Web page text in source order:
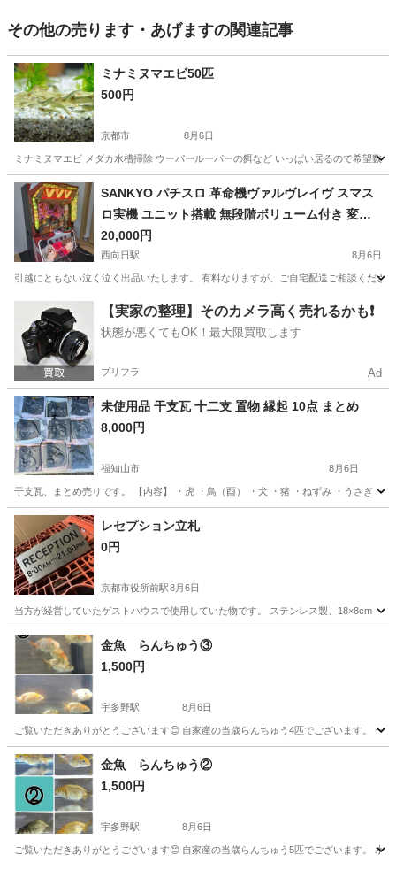
その他の売ります・あげますの関連記事
ミナミヌマエビ50匹
500円
京都市 8月6日
ミナミヌマエビ メダカ水槽掃除 ウーパールーパーの餌など いっぱい居るので希望数
京都 京都市
SANKYO パチスロ 革命機ヴァルヴレイヴ スマス
ロ実機 ユニット搭載 無段階ボリューム付き 変圧
済み
20,000円
西向日駅 8月6日
引越にともない泣く泣く出品いたします。 有料なりますが、ご自宅配送ご相談くだ
西向日駅 その他
【実家の整理】そのカメラ高く売れるかも❗️
状態が悪くてもOK！最大限買取します
プリフラ Ad
未使用品 干支瓦 十二支 置物 縁起 10点 まとめ
8,000円
福知山市 8月6日
干支瓦、まとめ売りです。 【内容】 ・虎 ・鳥（酉） ・犬 ・猪 ・ねずみ ・うさぎ
京都 福知山市 その他
レセプション立札
0円
京都市役所前駅8月6日
当方が経営していたゲストハウスで使用していた物です。 ステンレス製、18×8cm
京都 京都市 京都市役所前駅 その他
金魚 らんちゅう③
1,500円
宇多野駅 8月6日
ご覧いただきありがとうございます😊 自家産の当歳らんちゅう4匹でございます。 一
京都 京都市 宇多野駅 その他
金魚 らんちゅう②
1,500円
宇多野駅 8月6日
ご覧いただきありがとうございます😊 自家産の当歳らんちゅう5匹でございます。 水